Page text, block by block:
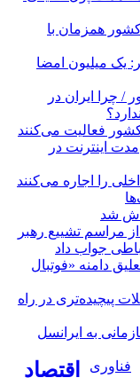
فناوری
اقتصاد